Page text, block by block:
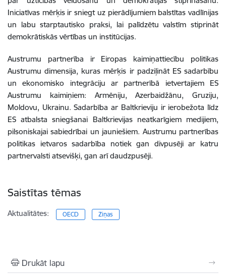
Iniciatīvas mērķis ir sniegt uz pierādījumiem balstītas vadlīnijas
un labu starptautisko praksi, lai palīdzētu valstīm stiprināt
demokrātiskās vērtības un institūcijas.
Austrumu partnerība ir Eiropas kaimiņattiecību politikas
Austrumu dimensija, kuras mērķis ir padziļināt ES sadarbību
un ekonomisko integrāciju ar partnerībā ietvertajiem ES
Austrumu kaimiņiem: Armēniju, Azerbaidžānu, Gruziju,
Moldovu, Ukrainu. Sadarbība ar Baltkrieviju ir ierobežota līdz
ES atbalsta sniegšanai Baltkrievijas neatkarīgiem medijiem,
pilsoniskajai sabiedrībai un jauniešiem. Austrumu partnerības
politikas ietvaros sadarbība notiek gan divpusēji ar katru
partnervalsti atsevišķi, gan arī daudzpusēji.
Saistītas tēmas
Aktualitātes: OECD Ziņas
Drukāt lapu